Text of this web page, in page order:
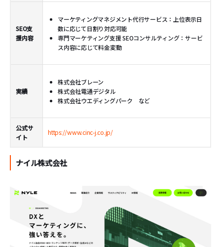
SEO支
援内容
マーケティングマネジメント代行サービス：上位表示日
数に応じて日割り対応可能
専門マーケティング支援 SEOコンサルティング：サービ
ス内容に応じて料金変動
実績
株式会社ブレーン
株式会社電通デジタル
株式会社ウエディングパーク など
公式サ
イト
https://www.cinc-j.co.jp/
ナイル株式会社